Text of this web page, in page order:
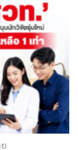
.ดร.ยศชนัน’
กมัดระยะ
ตกรรมมาลด
ม่เคว้ง มุ่ง